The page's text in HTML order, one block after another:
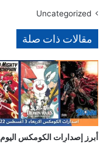
Uncategorized
مقالات ذات صلة
أبرز إصدارات الكومكس اليوم